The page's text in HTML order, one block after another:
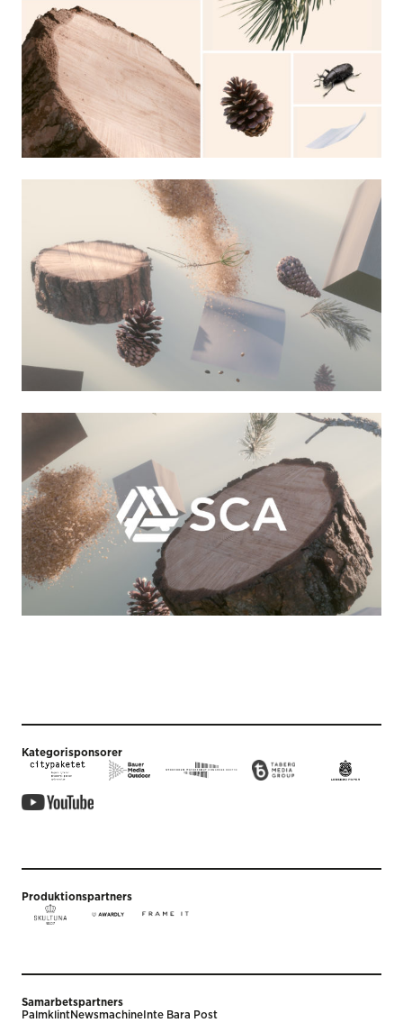
Kategorisponsorer
Produktionspartners
Samarbetspartners
PalmklintNewsmachine Inte Bara Post